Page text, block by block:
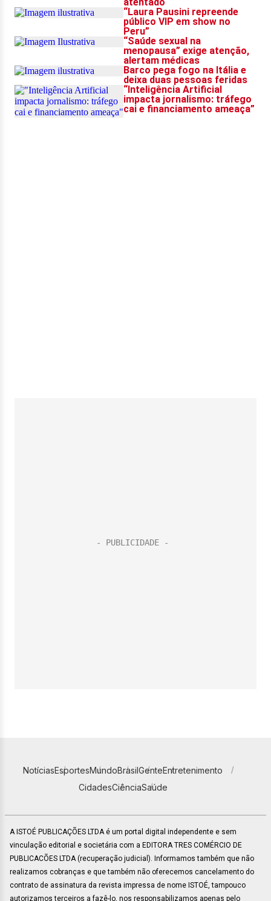
NotíciasEsportesMundoBrasilGenteEntretenimento
CidadesCiênciaSaúde
A ISTOÉ PUBLICAÇÕES LTDA é um portal digital independente e sem
vinculação editorial e societária com a EDITORA TRES COMÉRCIO DE
PUBLICACÕES LTDA (recuperação judicial). Informamos também que não
realizamos cobranças e que também não oferecemos cancelamento do
contrato de assinatura da revista impressa de nome ISTOÉ, tampouco
autorizamos terceiros a fazê-lo, nos responsabilizamos apenas pelo